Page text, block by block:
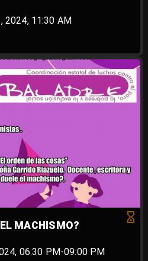
2024, 11:30 AM
MACHISMO?
06:30 PM-09:00 PM